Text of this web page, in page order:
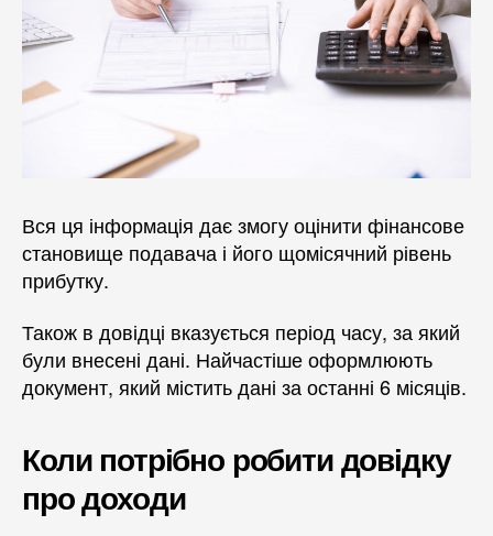
Вся ця інформація дає змогу оцінити фінансове
становище подавача і його щомісячний рівень
прибутку.
Також в довідці вказується період часу, за який
були внесені дані. Найчастіше оформлюють
документ, який містить дані за останні 6 місяців.
Коли потрібно робити довідку
про доходи